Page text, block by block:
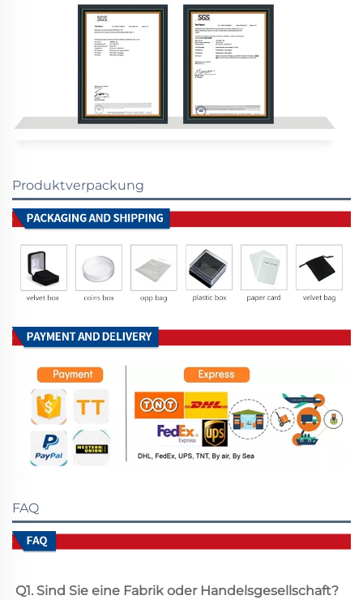
Produktverpackung
FAQ
Q1. Sind Sie eine Fabrik oder Handelsgesellschaft?